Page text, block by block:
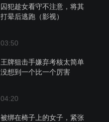
囚犯趁女看守不注意，将其
打晕后逃跑（影视）
03:50
王牌狙击手嫌弃考核太简单
没想到一个比一个厉害
04:20
被绑在椅子上的女子，紧张